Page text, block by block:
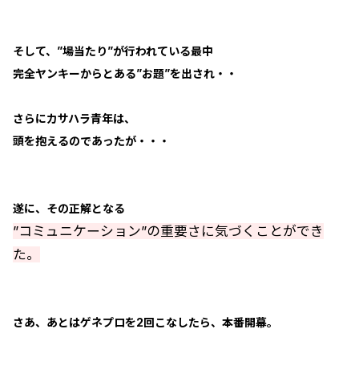
そして、”場当たり”が行われている最中
完全ヤンキーからとある”お題”を出され・・
さらにカサハラ青年は、
頭を抱えるのであったが・・・
遂に、その正解となる
”コミュニケーション”の重要さに気づくことができ
た。
さあ、あとはゲネプロを2回こなしたら、本番開幕。